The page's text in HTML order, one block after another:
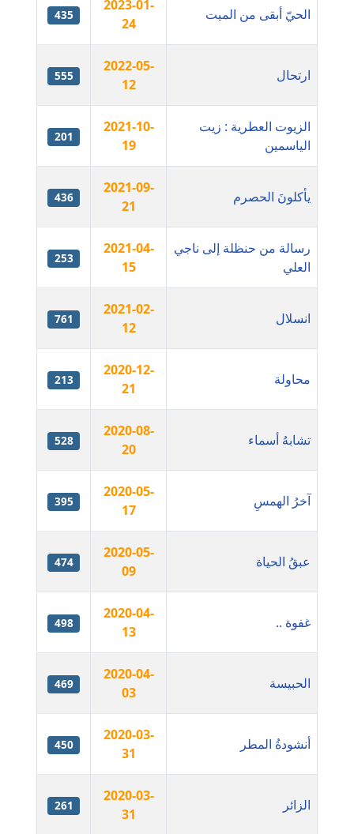
مدونة ايمان النادي
عاملة
عاملة
عاملة
مدونة آيه ابو زهرة
عاملة
مدونة آية الدرديري
عاملة
مدونة آيه الغمري
مدونة بيان هدية
الحيّ أبقى من الميت
2023-01-
24
435
ارتحال
2022-05-
12
555
الزيوت العطرية : زيت
الياسمين
2021-10-
19
201
يأكلونَ الحصرم
2021-09-
21
436
رسالة من حنظلة إلى ناجي
العلي
2021-04-
15
253
انسلال
2021-02-
12
761
محاولة
2020-12-
21
213
تشابهُ أسماء
2020-08-
20
528
آخرُ الهمسِ
2020-05-
17
395
عبقُ الحياة
2020-05-
09
474
غفوة ..
2020-04-
13
498
الحبيسة
2020-04-
03
469
أنشودةُ المطر
2020-03-
31
450
الزائر
2020-03-
31
261